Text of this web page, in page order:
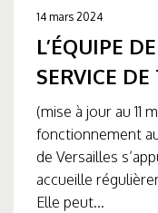
14 mars 2024
L’ÉQUIPE
SERVICE
(mise à jour au 11
fonctionnement
de Versailles
accueille
Elle peut...